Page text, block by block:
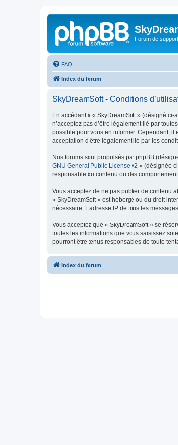
Forum de support
FAQ
Index du forum
SkyDreamSoft - Conditions
En accédant à « SkyDreamSoft » (désigné ci-
n’acceptez pas d’être légalement lié par
possible pour vous en informer. Cependant, il
acceptation d’être légalement lié par les
Nos forums sont propulsés par phpBB
GNU General Public License v2 » (désignée
responsable du contenu ou des
Vous acceptez de ne pas publier de contenu
« SkyDreamSoft » est hébergé ou du droit
nécessaire. L’adresse IP de tous les
Vous acceptez que « SkyDreamSoft » se
toutes les informations que vous saisissez
pourront être tenus responsables de toute
Index du forum